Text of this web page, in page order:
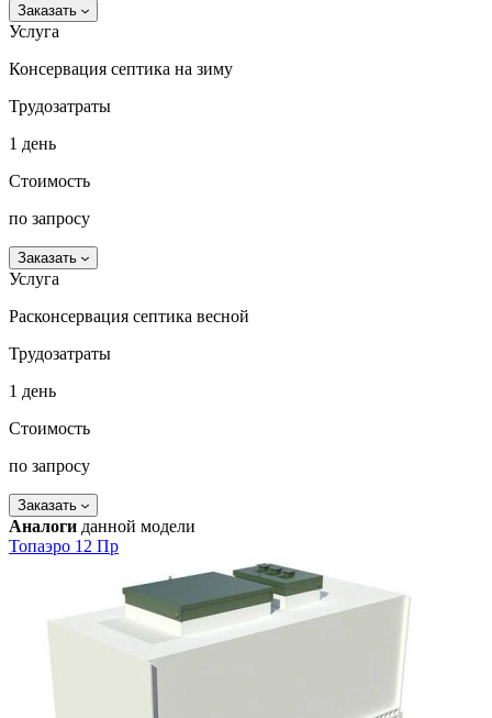
Заказать
Услуга
Консервация септика на зиму
Трудозатраты
1 день
Стоимость
по запросу
Заказать
Услуга
Расконсервация септика весной
Трудозатраты
1 день
Стоимость
по запросу
Заказать
Аналоги данной модели
Топаэро 12 Пр